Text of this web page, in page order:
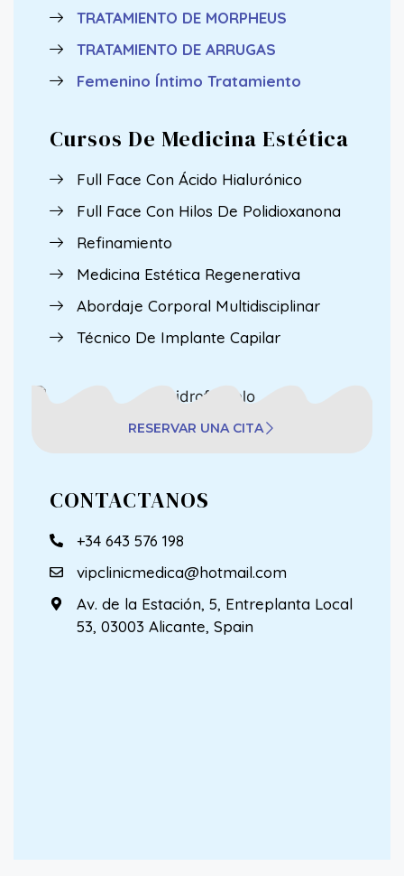
TRATAMIENTO DE MORPHEUS
TRATAMIENTO DE ARRUGAS
Femenino Íntimo Tratamiento
Cursos De Medicina Estética
Full Face Con Ácido Hialurónico
Full Face Con Hilos De Polidioxanona
Refinamiento
Medicina Estética Regenerativa
Abordaje Corporal Multidisciplinar
Técnico De Implante Capilar
RESERVAR UNA CITA
CONTACTANOS
+34 643 576 198
vipclinicmedica@hotmail.com
Av. de la Estación, 5, Entreplanta Local
53, 03003 Alicante, Spain